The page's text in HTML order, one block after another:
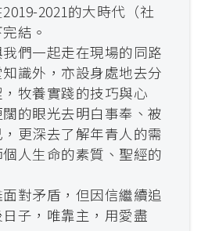
2021的大時代（社
結。
們一起走在現場的同路
識外，亦設身處地去分
牧養實踐的技巧與心
的眼光去明白事奉、被
更深去了解年青人的需
人生命的素質、聖經的
對矛盾，但因信繼續追
子，唯靠主，用愛盡